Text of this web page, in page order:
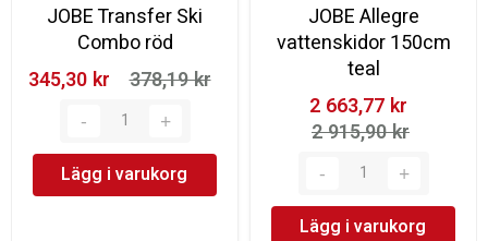
JOBE Transfer Ski
Combo röd
345,30 kr‎
378,19 kr‎
Lägg i varukorg
JOBE Allegre
vattenskidor 150cm
teal
2 663,77 kr‎
2 915,90 kr‎
Lägg i varukorg